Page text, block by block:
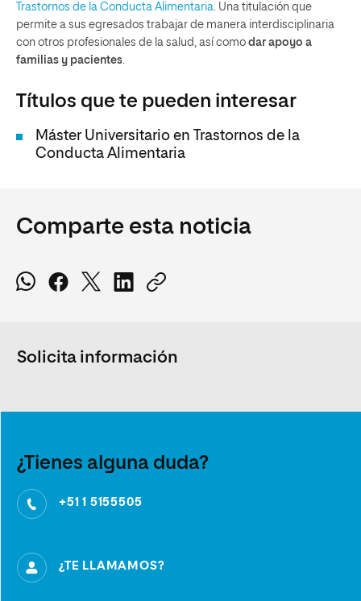
Trastornos de la Conducta Alimentaria. Una titulación que
permite a sus egresados trabajar de manera interdisciplinaria
con otros profesionales de la salud, así como dar apoyo a
familias y pacientes.
Títulos que te pueden interesar
Máster Universitario en Trastornos de la
Conducta Alimentaria
Comparte esta noticia
Solicita información
¿Tienes alguna duda?
+51 1 5155505
¿TE LLAMAMOS?